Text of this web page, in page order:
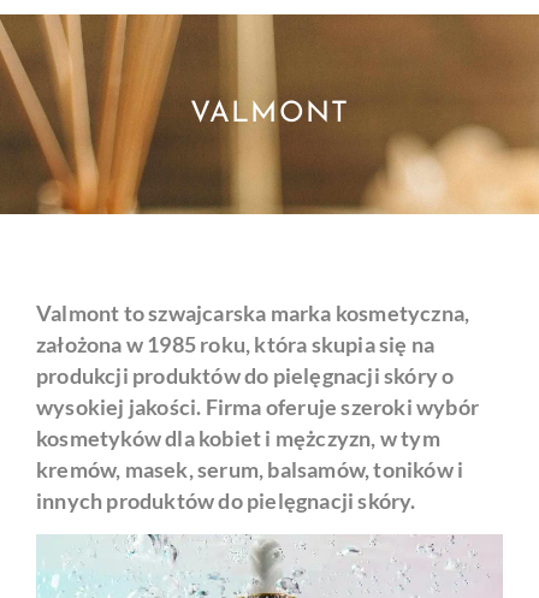
VALMONT
Valmont to szwajcarska marka kosmetyczna,
założona w 1985 roku, która skupia się na
produkcji produktów do pielęgnacji skóry o
wysokiej jakości. Firma oferuje szeroki wybór
kosmetyków dla kobiet i mężczyzn, w tym
kremów, masek, serum, balsamów, toników i
innych produktów do pielęgnacji skóry.